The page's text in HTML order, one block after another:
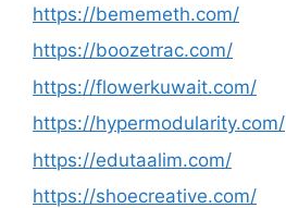
https://bememeth.com/
https://boozetrac.com/
https://flowerkuwait.com/
https://hypermodularity.com/
https://edutaalim.com/
https://shoecreative.com/